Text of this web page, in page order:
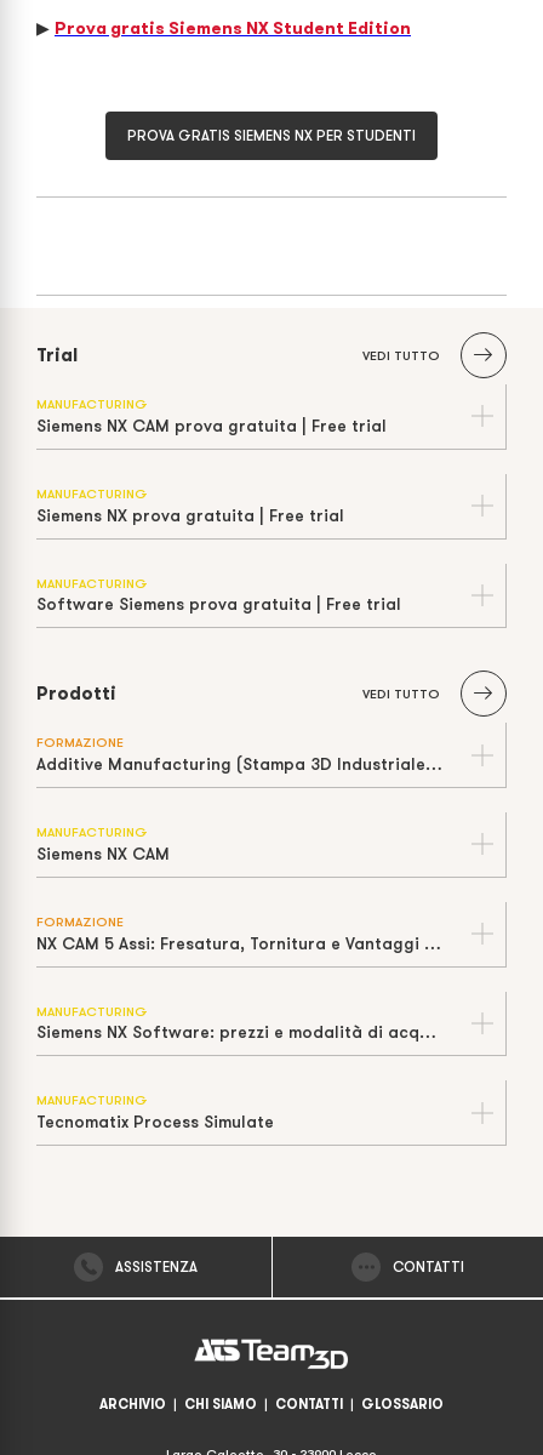
▶ Prova gratis Siemens NX Student Edition
PROVA GRATIS SIEMENS NX PER STUDENTI
Trial VEDI TUTTO
MANUFACTURING
Siemens NX CAM prova gratuita | Free trial
MANUFACTURING
Siemens NX prova gratuita | Free trial
MANUFACTURING
Software Siemens prova gratuita | Free trial
Prodotti VEDI TUTTO
FORMAZIONE
Additive Manufacturing (Stampa 3D Industriale): Cos'è, Tecnologie e Vantaggi
MANUFACTURING
Siemens NX CAM
FORMAZIONE
NX CAM 5 Assi: Fresatura, Tornitura e Vantaggi della Lavorazione
MANUFACTURING
Siemens NX Software: prezzi e modalità di acquisto
MANUFACTURING
Tecnomatix Process Simulate
ASSISTENZA CONTATTI
ARCHIVIO | CHI SIAMO | CONTATTI | GLOSSARIO